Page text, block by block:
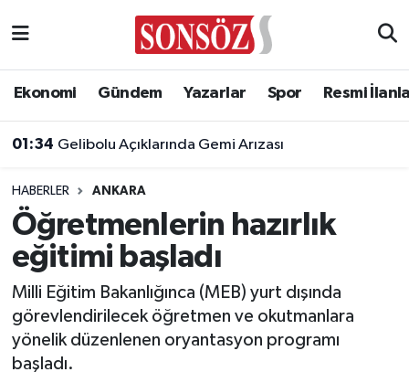
Ekonomi Gündem Yazarlar Spor Resmi
01:34 Gelibolu Açıklarında Gemi Arızası
HABERLER ANKARA
Öğretmenlerin hazırlık
eğitimi başladı
Milli Eğitim Bakanlığınca (MEB) yurt dışında
görevlendirilecek öğretmen ve okutmanlara
yönelik düzenlenen oryantasyon programı
başladı.
Asayiş
Biyografi
Çevre
Diğer
Dünya
Ankara Nöbetçi Eczaneler
Ankara Trafik Yoğunluk Haritası
Süper Lig Puan Durumu ve Fikstür
Tüm Manşetler
Son Dakika Haberleri